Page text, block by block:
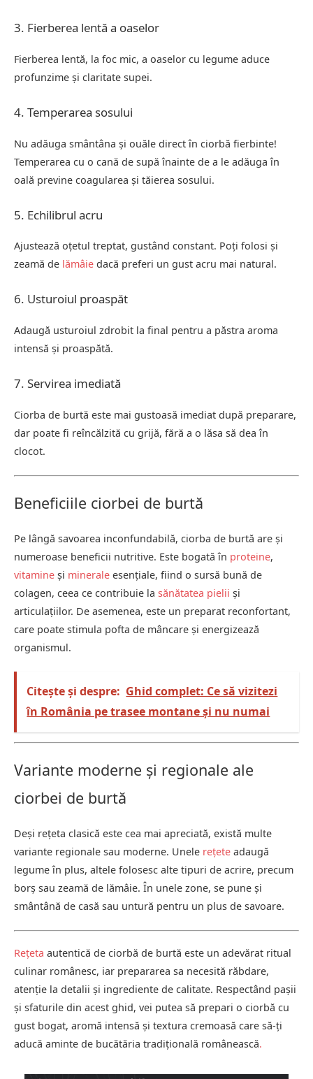
3. Fierberea lentă a oaselor
Fierberea lentă, la foc mic, a oaselor cu legume aduce
profunzime și claritate supei.
4. Temperarea sosului
Nu adăuga smântâna și ouăle direct în ciorbă fierbinte!
Temperarea cu o cană de supă înainte de a le adăuga în
oală previne coagularea și tăierea sosului.
5. Echilibrul acru
Ajustează oțetul treptat, gustând constant. Poți folosi și
zeamă de lămâie dacă preferi un gust acru mai natural.
6. Usturoiul proaspăt
Adaugă usturoiul zdrobit la final pentru a păstra aroma
intensă și proaspătă.
7. Servirea imediată
Ciorba de burtă este mai gustoasă imediat după preparare,
dar poate fi reîncălzită cu grijă, fără a o lăsa să dea în
clocot.
Beneficiile ciorbei de burtă
Pe lângă savoarea inconfundabilă, ciorba de burtă are și
numeroase beneficii nutritive. Este bogată în proteine,
vitamine și minerale esențiale, fiind o sursă bună de
colagen, ceea ce contribuie la sănătatea pielii și
articulațiilor. De asemenea, este un preparat reconfortant,
care poate stimula pofta de mâncare și energizează
organismul.
Citește și despre: Ghid complet: Ce să vizitezi
în România pe trasee montane și nu numai
Variante moderne și regionale ale
ciorbei de burtă
Deși rețeta clasică este cea mai apreciată, există multe
variante regionale sau moderne. Unele rețete adaugă
legume în plus, altele folosesc alte tipuri de acrire, precum
borș sau zeamă de lămâie. În unele zone, se pune și
smântână de casă sau untură pentru un plus de savoare.
Rețeta autentică de ciorbă de burtă este un adevărat ritual
culinar românesc, iar prepararea sa necesită răbdare,
atenție la detalii și ingrediente de calitate. Respectând pașii
și sfaturile din acest ghid, vei putea să prepari o ciorbă cu
gust bogat, aromă intensă și textura cremoasă care să-ți
aducă aminte de bucătăria tradițională românească.